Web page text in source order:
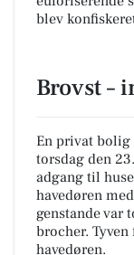
blev
Brovst –
En privat
torsdag den
adgang til
havedøren
genstande var
brocher.
havedøren.